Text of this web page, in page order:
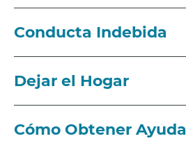
Conducta Indebida
Dejar el Hogar
Cómo Obtener Ayuda